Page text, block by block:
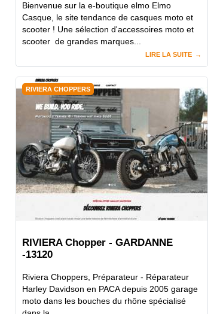
Bienvenue sur la e-boutique elmo Elmo
Casque, le site tendance de casques moto et
scooter ! Une sélection d'accessoires moto et
scooter de grandes marques...
LIRE LA SUITE
RIVIERA CHOPPERS
RIVIERA Chopper - GARDANNE
-13120
Riviera Choppers, Préparateur - Réparateur
Harley Davidson en PACA depuis 2005 garage
moto dans les bouches du rhône spécialisé